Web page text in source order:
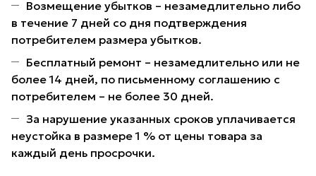
Возмещение убытков – незамедлительно либо
в течение 7 дней со дня подтверждения
потребителем размера убытков.
Бесплатный ремонт – незамедлительно или не
более 14 дней, по письменному соглашению с
потребителем – не более 30 дней.
За нарушение указанных сроков уплачивается
неустойка в размере 1 % от цены товара за
каждый день просрочки.